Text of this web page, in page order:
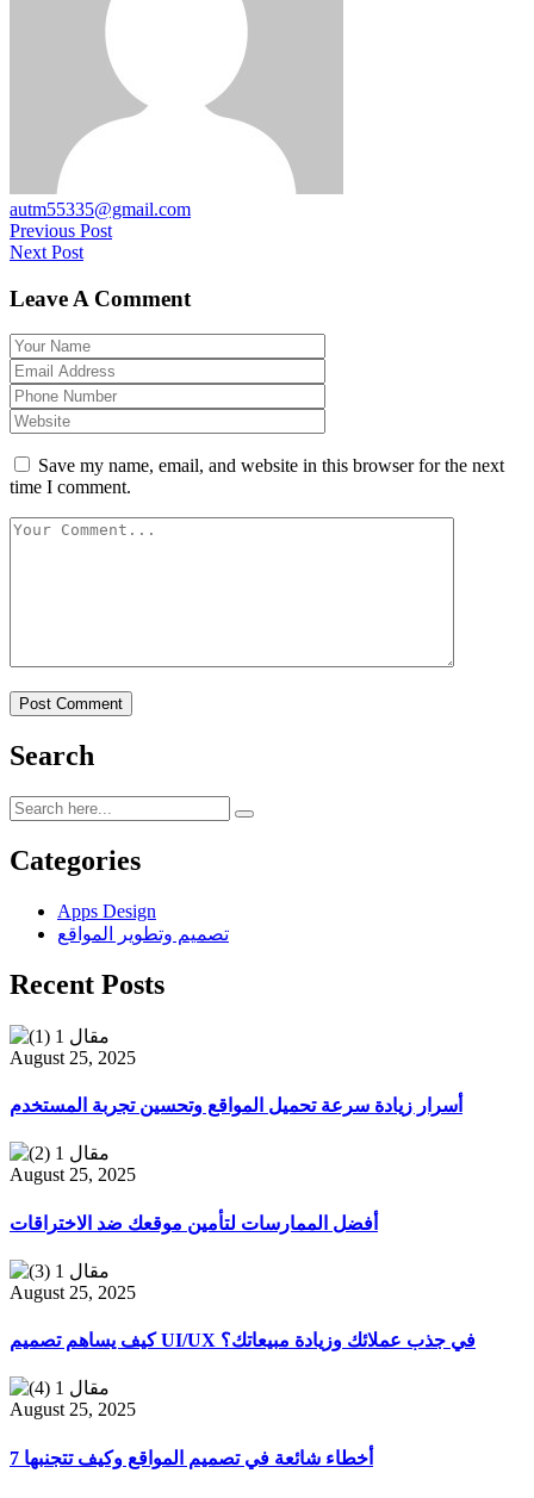
autm55335@gmail.com
Previous Post
Next Post
Leave A Comment
Save my name, email, and website in this browser for the next
time I comment.
Post Comment
Search
Categories
Apps Design
تصميم وتطوير المواقع
Recent Posts
August 25, 2025
أسرار زيادة سرعة تحميل المواقع وتحسين تجربة المستخدم
August 25, 2025
أفضل الممارسات لتأمين موقعك ضد الاختراقات
August 25, 2025
كيف يساهم تصميم UI/UX في جذب عملائك وزيادة مبيعاتك؟
August 25, 2025
7 أخطاء شائعة في تصميم المواقع وكيف تتجنبها